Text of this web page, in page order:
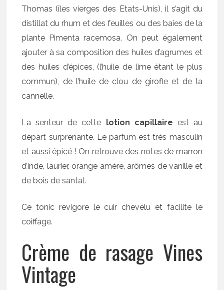
Thomas (îles vierges des Etats-Unis), il s’agit du
distillat du rhum et des feuilles ou des baies de la
plante Pimenta racemosa. On peut également
ajouter à sa composition des huiles d’agrumes et
des huiles d’épices, (l’huile de lime étant le plus
commun), de l’huile de clou de girofle et de la
cannelle.
La senteur de cette lotion capillaire est au
départ surprenante. Le parfum est très masculin
et aussi épicé ! On retrouve des notes de marron
d’inde, laurier, orange amère, arômes de vanille et
de bois de santal.
Ce tonic revigore le cuir chevelu et facilite le
coiffage.
Crème de rasage Vines
Vintage